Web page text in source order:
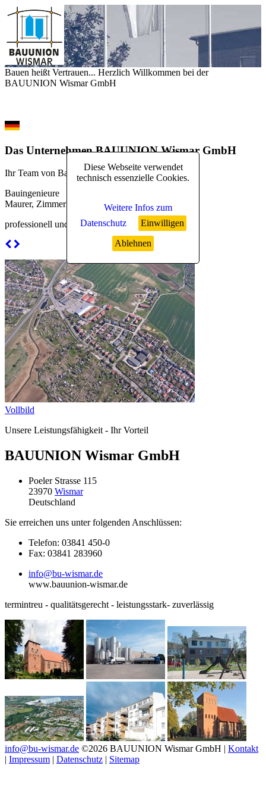
Diese Webseite verwendet
technisch essenzielle Cookies.
Weitere Infos zum
Datenschutz
Einwilligen
Ablehnen
Bauen heißt Vertrauen... Herzlich Willkommen bei der
BAUUNION Wismar GmbH
Das Unternehmen BAUUNION Wismar GmbH
Ihr Team von Baufachleuten
Bauingenieure
Maurer, Zimmerleute
professionell und engagiert
Vollbild
Unsere Leistungsfähigkeit - Ihr Vorteil
BAUUNION Wismar GmbH
Poeler Strasse 115
23970 Wismar
Deutschland
Sie erreichen uns unter folgenden Anschlüssen:
Telefon: 03841 450-0
Fax: 03841 283960
info@bu-wismar.de
www.bauunion-wismar.de
termintreu - qualitätsgerecht - leistungsstark- zuverlässig
info@bu-wismar.de ©2026 BAUUNION Wismar GmbH | Kontakt
| Impressum | Datenschutz | Sitemap